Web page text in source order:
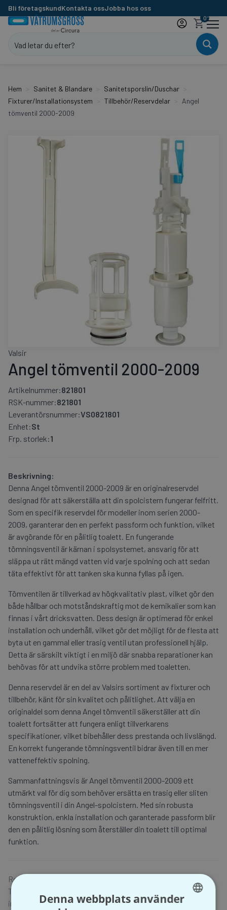
Bli företagskundKontakta ossJobba hos oss
0
Hem Sanitet & Blandare
Sanitetsporslin/Duschar
Fixturer/Installationsystem
Tillbehör/Reservdelar
Angel
tömventil 2000-2009
Valsir
Angel tömventil 2000-2009
Artikelnummer:821801
RSK-nummer:821801
Leverantörsnummer:VS0821801
Enhet:St
Frp. storlek:1
Beskrivning:
Denna Angel tömventil 2000-2009 är en originalreservdel
designad för att säkerställa att din spolcistern fungerar felfritt.
Som en specifik reservdel för modeller inom serien 2000-
2009, garanterar den en perfekt passform och funktion, vilket
är avgörande för en pålitlig toalett. En fungerande
tömningsventil är kärnan i spolsystemet, ansvarig för att
släppa ut rätt mängd vatten vid varje spolning och att sedan
täta effektivt för att tanken ska kunna fyllas på igen.
Tömventilen är tillverkad av högkvalitativ plast, vilket gör den
både hållbar och motståndskraftig mot de kemikalier som kan
finnas i vårt dricksvatten. Dess design är optimerad för enkel
installation och underhåll, vilket gör det möjligt för de flesta att
byta ut en gammal eller trasig ventil utan professionell hjälp.
Detta är särskilt viktigt i en miljö där snabba reparationer kan
behövas för att undvika större problem med toaletten.
Denna reservdel är en del av Valsirs sortiment av fixturer och
tillbehör, känt för sin kvalitet och pålitlighet. Att välja en
originaldel som denna Angel tömventil säkerställer att din
toalett fortsätter att fungera enligt tillverkarens
specifikationer, vilket bibehåller dess prestanda och livslängd.
En korrekt fungerande tömningsventil bidrar även till en mer
vatteneffektiv spolning.
Sammanfattningsvis är Angel tömventil 2000-2009 ett
utmärkt val för dig som behöver ersätta en trasig eller sliten
tömningsventil i din Angel-spolcistern. Med sin robusta
konstruktion, enkla installation och garanterade passform blir
den en pålitlig lösning som återställer din toalett till optimal
funktion.
Reservdel för Angel spolcistern, modeller 2000-2009.
Tillverkad av hållbar plast för pålitlig funktion. Enkel att
installera. Originaldel från Valsir.
Denna webbplats använder